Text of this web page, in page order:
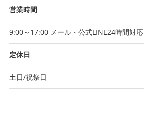
営業時間
9:00～17:00 メール・公式LINE24時間対応
定休日
土日/祝祭日